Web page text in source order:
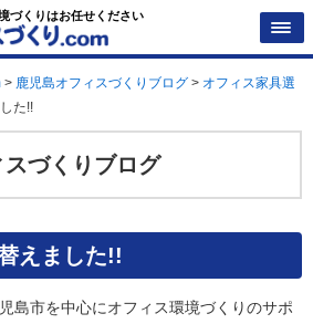
づくりはお任せください
> 鹿児島オフィスづくりブログ > オフィス家具選
た!!
づくりブログ
えました!!
島市を中心にオフィス環境づくりのサポ